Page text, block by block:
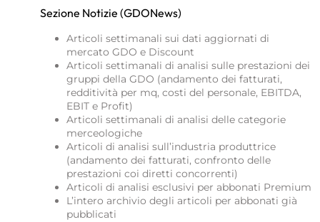
Sezione Notizie (GDONews)
Articoli settimanali sui dati aggiornati di
mercato GDO e Discount
Articoli settimanali di analisi sulle prestazioni dei
gruppi della GDO (andamento dei fatturati,
redditività per mq, costi del personale, EBITDA,
EBIT e Profit)
Articoli settimanali di analisi delle categorie
merceologiche
Articoli di analisi sull’industria produttrice
(andamento dei fatturati, confronto delle
prestazioni coi diretti concorrenti)
Articoli di analisi esclusivi per abbonati Premium
L’intero archivio degli articoli per abbonati già
pubblicati